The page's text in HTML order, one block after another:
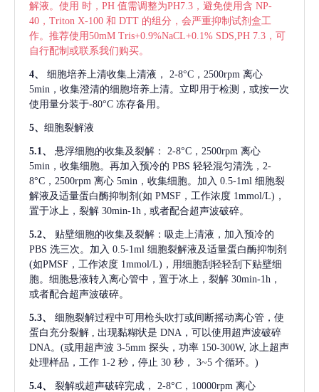
解液。使用 时，PH 值需调整为PH7.3，避免使用含 NP-
40，Triton X-100 和 DTT 的组分，会严重抑制试剂盒工
作。推荐使用50mM Tris+0.9%NaCL+0.1% SDS,PH 7.3，可
自行配制或联系我们购买。
4、 细胞培养上清收集上清液，
2-8°C，2500rpm 离心
5min，收集澄清的细胞培养上清。立即用于检测，或按一次
使用量分装于-80°C 冻存备用。
5、 细胞裂解液
5.1、 悬浮细胞的收集及裂解：
2-8°C，2500rpm 离心
5min，收集细胞。再加入预冷的 PBS 轻轻混匀清洗，2-
8°C，2500rpm 离心 5min，收集细胞。加入 0.5-1ml 细胞裂
解液及适量蛋白酶抑制剂(如 PMSF，工作浓度 1mmol/L)，
置于冰上，裂解 30min-1h , 或者配合超声波破碎。
5.2、
贴壁细胞的收集及裂解：吸走上清液，加入预冷的
PBS 洗三次。加入 0.5-1ml 细胞裂解液及适量蛋白酶抑制剂
(如PMSF，工作浓度 1mmol/L)，用细胞刮轻轻刮下贴壁细
胞。细胞悬液转入离心管中，置于冰上，裂解 30min-1h，
或者配合超声波破碎。
5.3、
细胞裂解过程中可用枪头吹打或间断摇动离心管，使
蛋白充分裂解 , 出现黏糊状是 DNA，可以使用超声波破碎
DNA。(或用超声波 3-5mm 探头，功率 150-300W, 冰上超声
处理样品，工作 1-2 秒，停止 30 秒， 3~5 个循环。)
5.4、 裂解或超声破碎完成，
2-8°C，10000rpm 离心